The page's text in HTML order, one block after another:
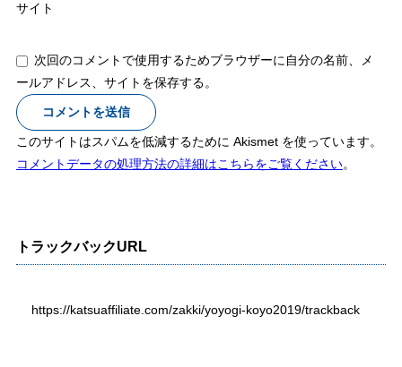
サイト
次回のコメントで使用するためブラウザーに自分の名前、メ
ールアドレス、サイトを保存する。
このサイトはスパムを低減するために Akismet を使っています。
コメントデータの処理方法の詳細はこちらをご覧ください。
トラックバックURL
https://katsuaffiliate.com/zakki/yoyogi-koyo2019/trackback